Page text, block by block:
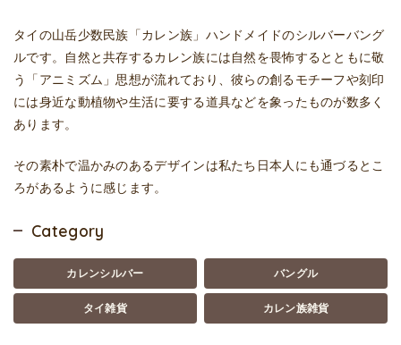
タイの山岳少数民族「カレン族」ハンドメイドのシルバーバング
ルです。自然と共存するカレン族には自然を畏怖するとともに敬
う「アニミズム」思想が流れており、彼らの創るモチーフや刻印
には身近な動植物や生活に要する道具などを象ったものが数多く
あります。
その素朴で温かみのあるデザインは私たち日本人にも通づるとこ
ろがあるように感じます。
Category
カレンシルバー バングル
タイ雑貨 カレン族雑貨